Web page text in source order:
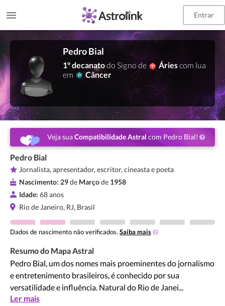
Entrar
Pedro Bial
1º decanatodo Signo de Áriescom lua
em
Câncer
Veja suaCompatibilidade Astral com Pedro Bial!
Pedro Bial
Jornalista, apresentador, escritor, cineasta e poeta
Nascimento: 29de Marçode 1958
Idade: 68 anos
Rio de Janeiro, RJ, Brasil
Dados de nascimento não verificados. Saiba mais
Resumo do Mapa Astral
Pedro Bial, um dos nomes mais proeminentes do jornalismo
e entretenimento brasileiros, é conhecido por sua
versatilidade e influência. Natural do Rio de Janei...
Ler mais